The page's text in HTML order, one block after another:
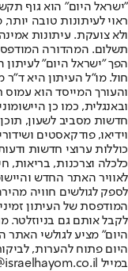
"ישראל היום" הוא גוף
ראוי לעיתונות טובה
ולא צועקת. עיתונות
הפך "ישראל היום"
חול. מו"ל העיתון היא
והעורך המייסד הוא
חדשות מסביב לשעון, תוכן
וידיאו, פודקאסטים
כוללות ערוצי חדשות
לאוויר האתר החדש
לספק לגולשים חוויה
המודפסת של העיתון
לקבל אותם גם בניוזלטר.
היום" מציע לגולשי האתר
היום פתוח להערות,
במייל hayom@israelhayom.co.il.